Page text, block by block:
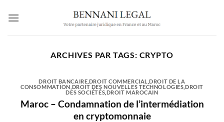
ARCHIVES PAR TAGS: CRYPTO
DROIT BANCAIRE DROIT COMMERCIAL ,DROIT DE LA
CONSOMMATION DROIT DES NOUVELLES TECHNOLOGIES DROIT
DES SOCIÉTÉS DROIT MAROCAIN
Maroc – Condamnation de l’intermédiation
en cryptomonnaie